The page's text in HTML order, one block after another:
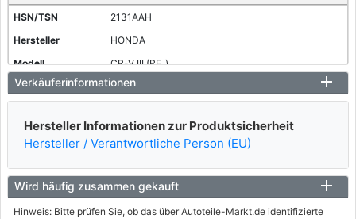
2131AAH
HONDA
CR-V III (RE_)
2.2 i-CTDi 4WD (RE6)
01/2007 - heute
Verkäuferinformationen
Hersteller Informationen zur Produktsicherheit
Hersteller / Verantwortliche Person (EU)
Wird häufig zusammen gekauft
Hinweis: Bitte prüfen Sie, ob das über Autoteile-Markt.de identifizierte